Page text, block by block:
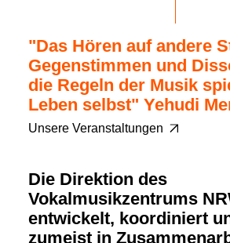
"Das Hören auf andere
Gegenstimmen und
die Regeln der Musik
Leben selbst" Yehudi
Unsere Veranstaltungen
Die Direktion des
Vokalmusikzentrums
entwickelt, koordiniert
zumeist in